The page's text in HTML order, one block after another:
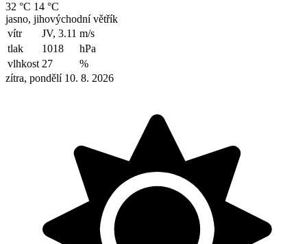
32 °C 14 °C
jasno, jihovýchodní větřík
vítr
JV, 3.11 m/s
tlak
1018
hPa
vlhkost 27
%
zítra, pondělí 10. 8. 2026